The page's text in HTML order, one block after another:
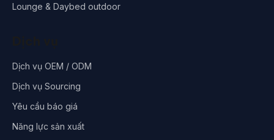
Lounge & Daybed outdoor
Dịch vụ OEM / ODM
Dịch vụ Sourcing
Yêu cầu báo giá
Năng lực sản xuất